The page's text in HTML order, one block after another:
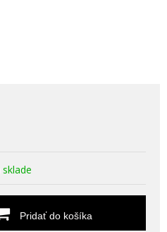
sklade
Pridať do košíka